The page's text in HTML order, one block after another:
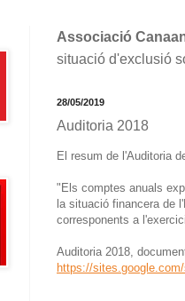
Associació
situació d'exclusió
28/05/2019
Auditoria 2018
El resum de l'Auditoria
"Els comptes anuals
la situació financera de
corresponents a
Auditoria 2018,
https://